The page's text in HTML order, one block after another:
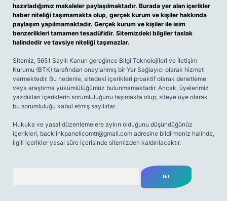
hazırladığımız makaleler paylaşılmaktadır. Burada yer alan içerikler
haber niteliği taşımamakta olup, gerçek kurum ve kişiler hakkında
paylaşım yapılmamaktadır. Gerçek kurum ve kişiler ile isim
benzerlikleri tamamen tesadüfidir. Sitemizdeki bilgiler taslak
halindedir ve tavsiye niteliği taşımazlar.
Sitemiz, 5651 Sayılı Kanun gereğince Bilgi Teknolojileri ve İletişim
Kurumu (BTK) tarafından onaylanmış bir Yer Sağlayıcı olarak hizmet
vermektedir. Bu nedenle, sitedeki içerikleri proaktif olarak denetleme
veya araştırma yükümlülüğümüz bulunmamaktadır. Ancak, üyelerimiz
yazdıkları içeriklerin sorumluluğunu taşımakta olup, siteye üye olarak
bu sorumluluğu kabul etmiş sayılırlar.
Hukuka ve yasal düzenlemelere aykırı olduğunu düşündüğünüz
içerikleri, backlinkpanelicomtr@gmail.com adresine bildirmeniz halinde,
ilgili içerikler yasal süre içerisinde sitemizden kaldırılacaktır.